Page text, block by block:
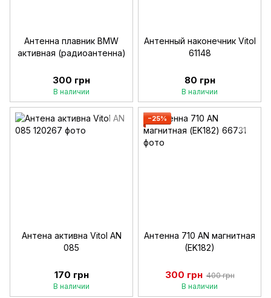
Антенна плавник BMW
активная (радиоантенна)
300 грн
В наличии
Антенный наконечник Vitol
61148
80 грн
В наличии
Антена активна Vitol AN
085
170 грн
В наличии
−25%
Антенна 710 AN магнитная
(EK182)
300 грн 400 грн
В наличии